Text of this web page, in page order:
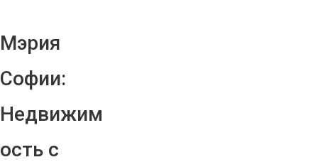
Мэрия
Софии:
Недвижим
ость с